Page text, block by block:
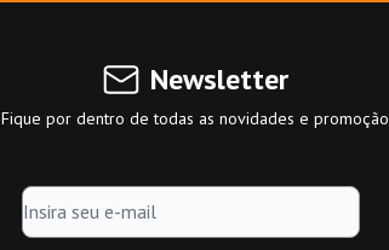
Newsletter
Fique por dentro de todas as novidades e promoção